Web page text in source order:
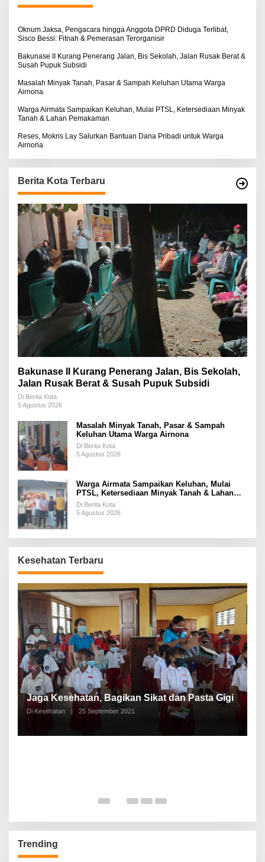
u
:Oknum Jaksa, Pengacara hingga Anggota DPRD Diduga Terlibat,
Sisco Bessi: Fitnah & Pemerasan Terorganisir
Bakunase II Kurang Penerang Jalan, Bis Sekolah, Jalan Rusak Berat &
Susah Pupuk Subsidi
Masalah Minyak Tanah, Pasar & Sampah Keluhan Utama Warga
Airnona
Warga Airmata Sampaikan Keluhan, Mulai PTSL, Ketersediaan Minyak
Tanah & Lahan Pemakaman
Reses, Mokris Lay Salurkan Bantuan Dana Pribadi untuk Warga
Airnona
Berita Kota Terbaru
Bakunase II Kurang Penerang Jalan, Bis Sekolah,
Jalan Rusak Berat & Susah Pupuk Subsidi
Di Berita Kota
5 Agustus 2026
Masalah Minyak Tanah, Pasar & Sampah
Keluhan Utama Warga Airnona
Di Berita Kota
5 Agustus 2026
Warga Airmata Sampaikan Keluhan, Mulai
PTSL, Ketersediaan Minyak Tanah & Lahan
Pemakaman
Di Berita Kota
5 Agustus 2026
Kesehatan Terbaru
Jaga Kesehatan, Bagikan Sikat dan Pasta Gigi
Di Kesehatan 25 September 2021
Trending